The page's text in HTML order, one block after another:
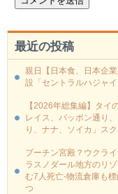
最近の投稿
親日【日本食、日本企
設「セントラルハジャ
【2026年総集編】タイ
レイス、パッポン通り
り、ナナ、ソイカ」ス
プーチン宮殿？ウクラ
ラスノダール地方のリ
む7人死亡-物流倉庫も
つ